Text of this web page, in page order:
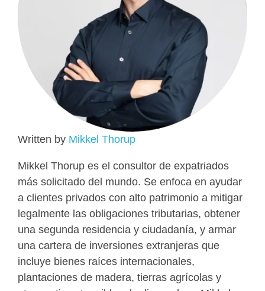
Written by Mikkel Thorup
Mikkel Thorup es el consultor de expatriados
más solicitado del mundo. Se enfoca en ayudar
a clientes privados con alto patrimonio a mitigar
legalmente las obligaciones tributarias, obtener
una segunda residencia y ciudadanía, y armar
una cartera de inversiones extranjeras que
incluye bienes raíces internacionales,
plantaciones de madera, tierras agrícolas y